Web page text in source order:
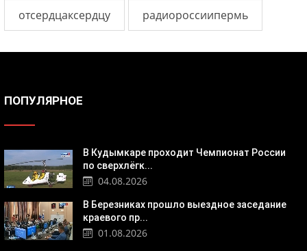
отсердцаксердцу радиороссиипермь
ПОПУЛЯРНОЕ
В Кудымкаре проходит Чемпионат России
по сверхлёгк...
04.08.2026
В Березниках прошло выездное заседание
краевого пр...
01.08.2026